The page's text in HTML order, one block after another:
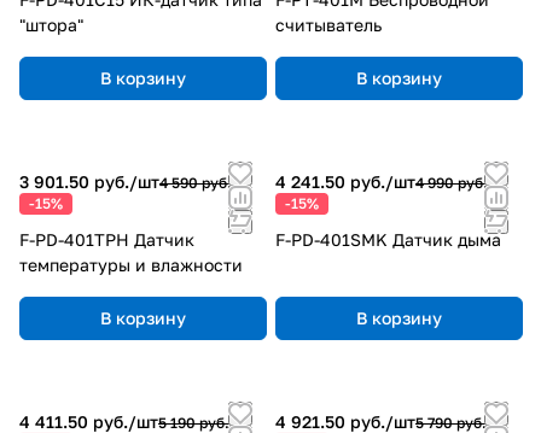
"штора"
В корзину
считыватель
В корзину
3 901.50 руб./шт4 590 руб.
-15%
F-PD-401TPH Датчик
температуры и влажности
В корзину
4 241.50 руб./шт4 990 руб.
-15%
F-PD-401SMK Датчик дыма
В корзину
4 411.50 руб./шт5 190 руб.
4 921.50 руб./шт5 790 руб.